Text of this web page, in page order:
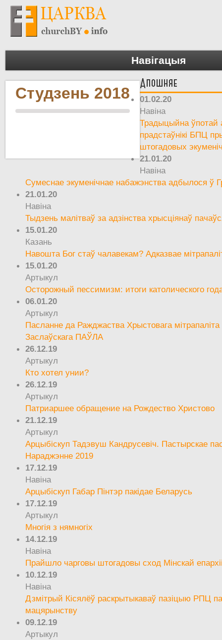
Навігацыя
Студзень 2018
Апошняе
01.02.20
Навіна
Традыцыйна ўпотай
прадстаўнікі БПЦ
штогадовых
21.01.20
Навіна
Сумеснае экуменічнае набажэнства адбылося ў
21.01.20
Навіна
Тыдзень малітваў за адзінства хрысціянаў
15.01.20
Казань
Навошта Бог стаў чалавекам? Адказвае
15.01.20
Артыкул
Осторожный пессимизм: итоги католического
06.01.20
Артыкул
Пасланне да Ражджаства Хрыстовага мітрапаліта
Заслаўскага ПАЎЛА
26.12.19
Артыкул
Кто хотел унии?
26.12.19
Артыкул
Патриаршее обращение на Рождество Христово
21.12.19
Артыкул
Арцыбіскуп Тадэвуш Кандрусевіч. Пастырскае
Нараджэнне 2019
17.12.19
Навіна
Арцыбіскуп Габар Пінтэр пакідае Беларусь
17.12.19
Артыкул
Многія з нямногіх
14.12.19
Навіна
Прайшло чарговы штогадовы сход Мінскай
10.12.19
Навіна
Дзмітрый Кісялёў раскрытыкаваў пазіцыю РПЦ
мацярынству
09.12.19
Артыкул